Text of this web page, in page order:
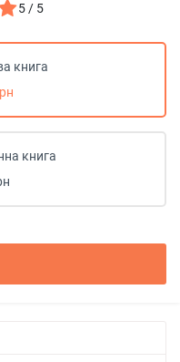
5 / 5
книга
книга